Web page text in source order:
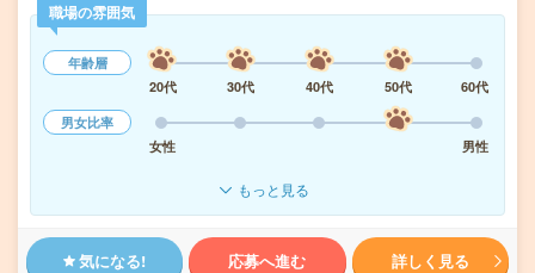
職場の雰囲気
年齢層
20代
30代 40代 50代
60代
男女比率
女性
男性
もっと見る
気になる! 応募へ進む 詳しく見る